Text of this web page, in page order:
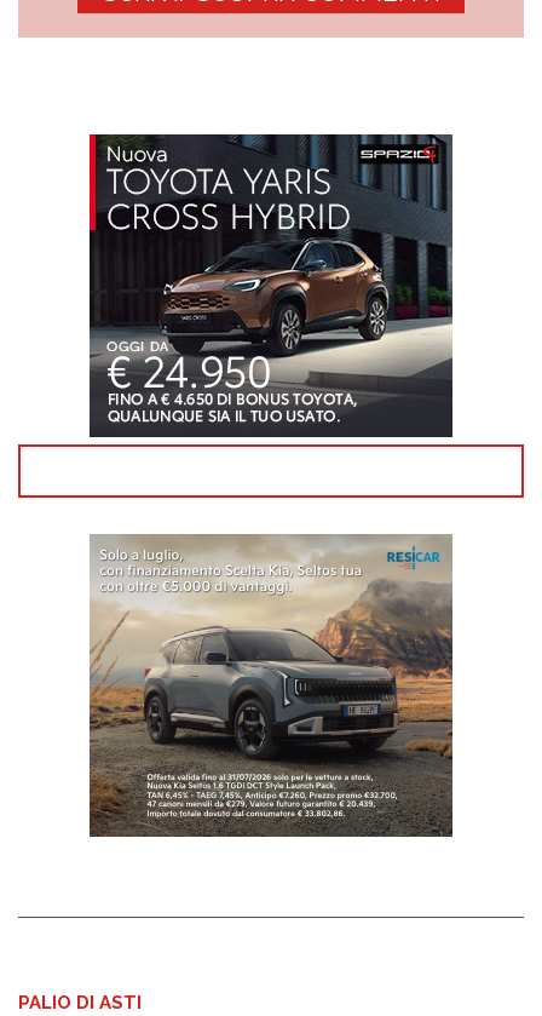
PALIO DI ASTI